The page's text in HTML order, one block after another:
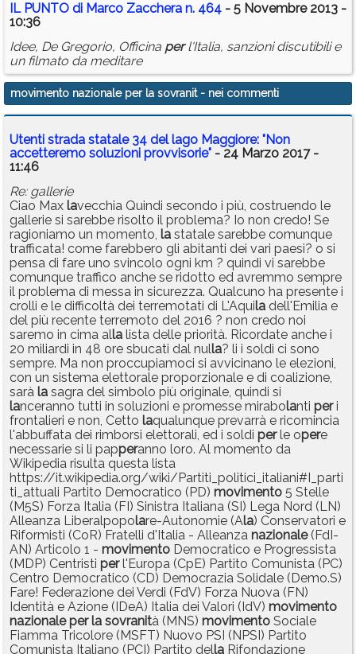
IL PUNTO di Marco Zacchera n. 464 - 5 Novembre 2013 -
10:36
Idee, De Gregorio, Officina perl'Italia, sanzioni discutibili e
un filmato da meditare
movimento nazionale per la sovranit- nei commenti
Utenti strada statale 34 del lago Maggiore: "Non
accetteremo soluzioni provvisorie" - 24 Marzo 2017 -
11:46
Re: gallerie
Ciao Max lavecchia Quindi secondo i più, costruendo le
gallerie si sarebbe risolto il problema? Io non credo! Se
ragioniamo un momento, la statale sarebbe comunque
trafficata! come farebbero gli abitanti dei vari paesi? o si
pensa di fare uno svincolo ogni km ? quindi vi sarebbe
comunque traffico anche se ridotto ed avremmo sempre
il problema di messa in sicurezza. Qualcuno ha presente i
crolli e le difficoltà dei terremotati di L'Aquila dell'Emilia e
del più recente terremoto del 2016 ? non credo noi
saremo in cima alla lista delle priorità. Ricordate anche i
20 miliardi in 48 ore sbucati dal nulla? li i soldi ci sono
sempre. Ma non proccupiamoci si avvicinano le elezioni,
con un sistema elettorale proporzionale e di coalizione,
sarà la sagra del simbolo più originale, quindi si
lanceranno tutti in soluzioni e promesse mirabolanti peri
frontalieri e non, Cetto laqualunque prevarrà e ricomincia
l'abbuffata dei rimborsi elettorali, ed i soldi perle opere
necessarie si li papperanno loro. Al momento da
Wikipedia risulta questa lista
https://it.wikipedia.org/wiki/Partiti_politici_italiani#I_parti
ti_attuali Partito Democratico (PD) movimento 5 Stelle
(M5S) Forza Italia (FI) Sinistra Italiana (SI) Lega Nord (LN)
Alleanza Liberalpopolare-Autonomie (Ala) Conservatori e
Riformisti (CoR) Fratelli d'Italia - Alleanza nazionale(FdI-
AN) Articolo 1 - movimento Democratico e Progressista
(MDP) Centristi perl'Europa (CpE) Partito Comunista (PC)
Centro Democratico (CD) Democrazia Solidale (Demo.S)
Fare! Federazione dei Verdi (FdV) Forza Nuova (FN)
Identità e Azione (IDeA) Italia dei Valori (IdV) movimento
nazionale per la sovranità (MNS) movimento Sociale
Fiamma Tricolore (MSFT) Nuovo PSI (NPSI) Partito
Comunista Italiano (PCI) Partito della Rifondazione